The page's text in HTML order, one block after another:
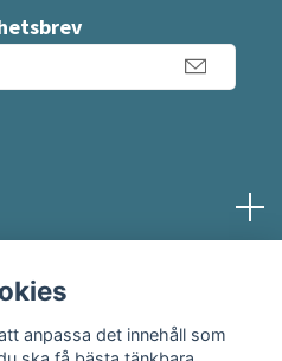
anpassa det innehåll som